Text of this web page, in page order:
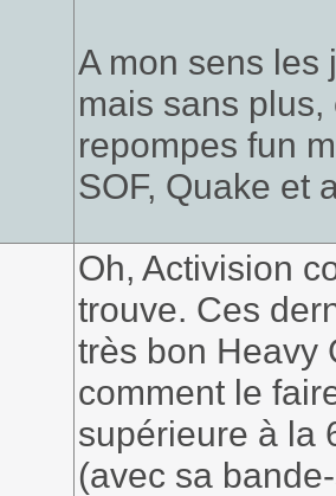
A mon sens les
mais sans
repompes fun
SOF, Quake et
Oh, Activision
trouve. Ces
très bon Heavy
comment le
supérieure à la
(avec sa